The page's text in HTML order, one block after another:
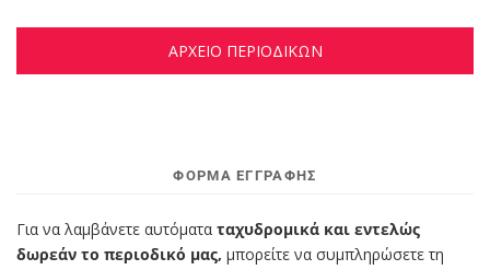
ΑΡΧΕΙΟ ΠΕΡΙΟΔΙΚΩΝ
ΦΌΡΜΑ ΕΓΓΡΑΦΉΣ
Για να λαμβάνετε αυτόματα ταχυδρομικά και εντελώς
δωρεάν το περιοδικό μας, μπορείτε να συμπληρώσετε τη